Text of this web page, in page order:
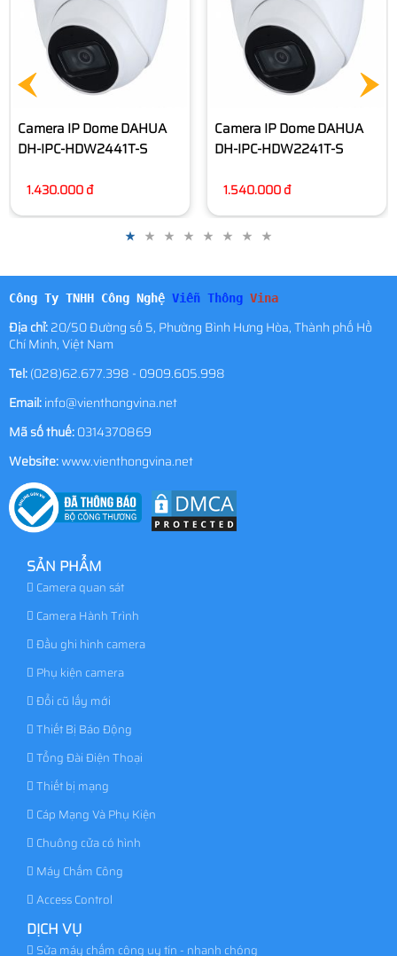
Camera IP Dome DAHUA
DH-IPC-HDW2441T-S
1.430.000 đ
Camera IP Dome DAHUA
DH-IPC-HDW2241T-S
1.540.000 đ
Công Ty TNHH Công Nghệ Viễn Thông Vina
Địa chỉ:20/50 Đường số 5, Phường Bình Hưng Hòa, Thành phố Hồ
Chí Minh, Việt Nam
Tel:(028)62.677.398 - 0909.605.998
Email:info@vienthongvina.net
Mã số thuế:0314370869
Website:www.vienthongvina.net
SẢN PHẨM
Camera quan sát
Camera Hành Trình
Đầu ghi hình camera
Phụ kiện camera
Đổi cũ lấy mới
Thiết Bị Báo Động
Tổng Đài Điện Thoại
Thiết bị mạng
Cáp Mạng Và Phụ Kiện
Chuông cửa có hình
Máy Chấm Công
Access Control
DỊCH VỤ
Sửa máy chấm công uy tín - nhanh chóng